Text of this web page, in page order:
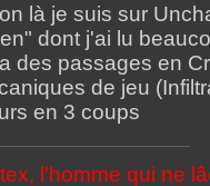
là je suis sur
dont j'ai lu
des passages en
de jeu
en 3 coups
l'homme qui ne